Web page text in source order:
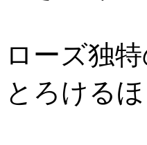
ローズ独
とろける